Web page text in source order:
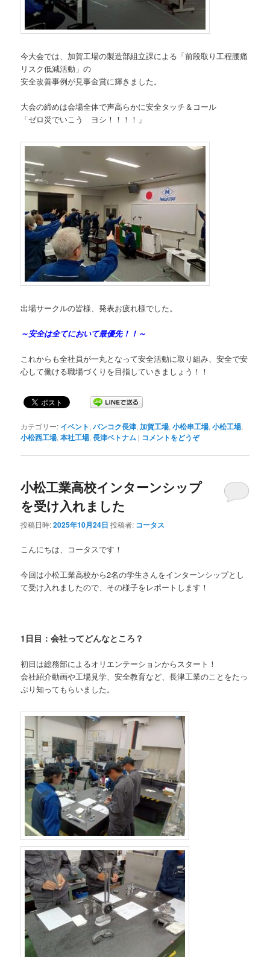
今大会では、加賀工場の製造部組立課による「前段取り工程腰痛
リスク低減活動」の
安全改善事例が見事金賞に輝きました。
大会の締めは会場全体で声高らかに安全タッチ＆コール
「ゼロ災でいこう ヨシ！！！！」
出場サークルの皆様、発表お疲れ様でした。
～安全は全てにおいて最優先！！～
これからも全社員が一丸となって安全活動に取り組み、安全で安
心して働ける職場づくりを目指していきましょう！！
カテゴリー: イベント,バンコク長津,加賀工場,小松串工場,小松工場,
小松西工場,本社工場,長津ベトナム | コメントをどうぞ
小松工業高校インターンシップ
を受け入れました
投稿日時:2025年10月24日 投稿者: コータス
こんにちは、コータスです！
今回は小松工業高校から2名の学生さんをインターンシップとし
て受け入れましたので、その様子をレポートします！
1日目：会社ってどんなところ？
初日は総務部によるオリエンテーションからスタート！
会社紹介動画や工場見学、安全教育など、長津工業のことをたっ
ぷり知ってもらいました。